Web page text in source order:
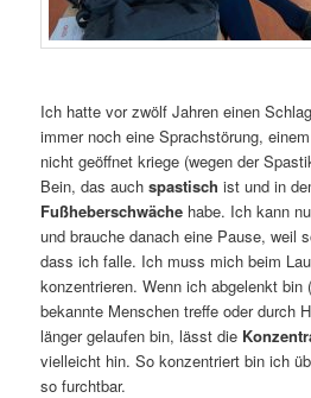
Ich hatte vor zwölf Jahren einen
immer noch eine Sprachstörung,
nicht geöffnet kriege (wegen der
Bein, das auchspastisch ist und in
Fußheberschwäche habe. Ich kann
und brauche danach eine Pause, weil
dass ich falle. Ich muss mich beim
konzentrieren. Wenn ich abgelenkt
bekannte Menschen treffe oder durch
länger gelaufen bin, lässt die
vielleicht hin. So konzentriert bin ich
so furchtbar.